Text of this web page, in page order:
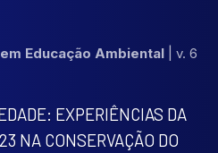
Educação Ambiental
v. 6
EXPERIÊNCIAS DA
NA CONSERVAÇÃO DO